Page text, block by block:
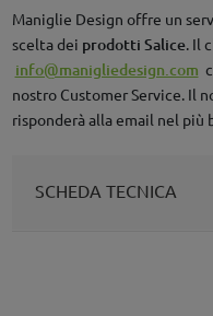
Maniglie Design offre un
scelta dei prodotti Salice. Il
info@manigliedesign.com
nostro Customer Service. Il
risponderà alla email nel più
SCHEDA TECNICA